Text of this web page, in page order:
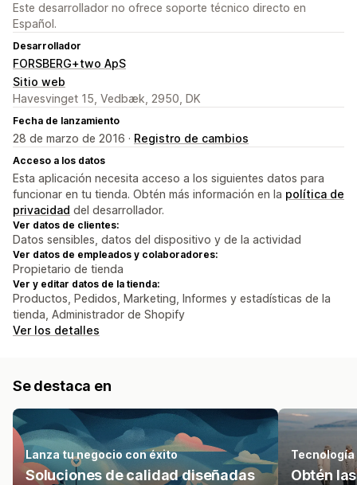
Este desarrollador no ofrece soporte técnico directo en
Español.
Desarrollador
FORSBERG+two ApS
Sitio web
Havesvinget 15, Vedbæk, 2950, DK
Fecha de lanzamiento
28 de marzo de 2016 · Registro de cambios
Acceso a los datos
Esta aplicación necesita acceso a los siguientes datos para
funcionar en tu tienda. Obtén más información en la política de
privacidad del desarrollador.
Ver datos de clientes:
Datos sensibles, datos del dispositivo y de la actividad
Ver datos de empleados y colaboradores:
Propietario de tienda
Ver y editar datos de la tienda:
Productos, Pedidos, Marketing, Informes y estadísticas de la
tienda, Administrador de Shopify
Ver los detalles
Se destaca en
Lanza tu negocio con éxito
Soluciones de calidad diseñadas
Tecnología
Obtén